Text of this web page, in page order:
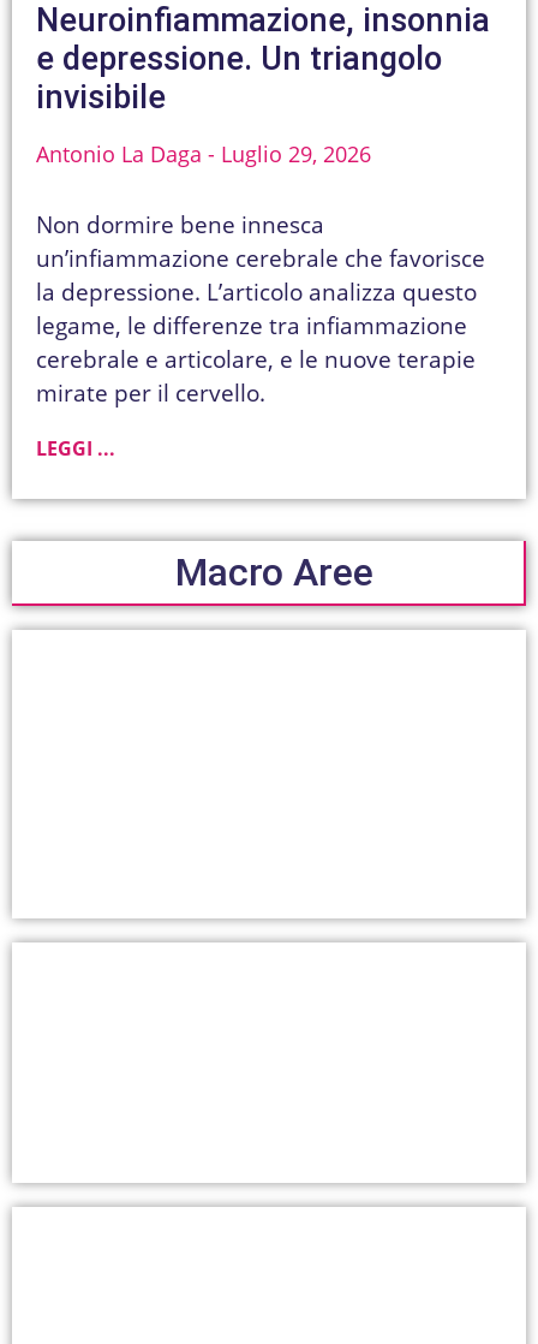
Neuroinfiammazione, insonnia
e depressione. Un triangolo
invisibile
Antonio La Daga Luglio 29, 2026
Non dormire bene innesca
un’infiammazione cerebrale che favorisce
la depressione. L’articolo analizza questo
legame, le differenze tra infiammazione
cerebrale e articolare, e le nuove terapie
mirate per il cervello.
LEGGI ...
Macro Aree